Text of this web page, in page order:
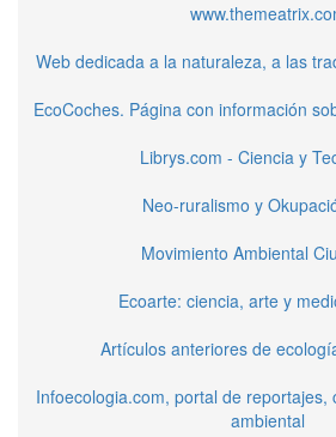
Web dedicada a la naturaleza, a las
EcoCoches. Página con información
Librys.com - Ciencia y
Neo-ruralismo y
Movimiento Ambiental
Ecoarte: ciencia, arte y
Artículos anteriores de
Infoecologia.com, portal de reportajes,
ambiental